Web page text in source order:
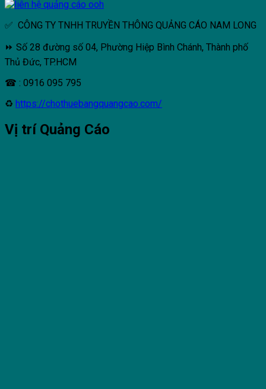
✅ CÔNG TY TNHH TRUYỀN THÔNG QUẢNG CÁO NAM LONG
⏩ Số 28 đường số 04, Phường Hiệp Bình Chánh, Thành phố
Thủ Đức, TP.HCM
☎ : 0916 095 795
♻ https://chothuebangquangcao.com/
Vị trí Quảng Cáo